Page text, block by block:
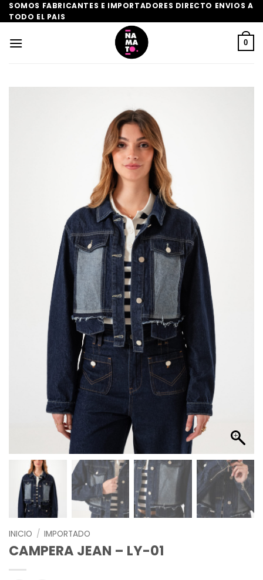
Saltar
al
contenido
SOMOS FABRICANTES E IMPORTADORES DIRECTO ENVIOS A
TODO EL PAIS
0
INICIO / IMPORTADO
CAMPERA JEAN – LY-01